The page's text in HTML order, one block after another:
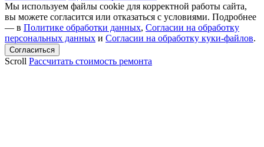
Мы используем файлы cookie для корректной работы сайта,
вы можете согласится или отказаться с условиями. Подробнее
— в Политике обработки данных, Согласии на обработку
персональных данных и Согласии на обработку куки-файлов.
Scroll Рассчитать стоимость ремонта